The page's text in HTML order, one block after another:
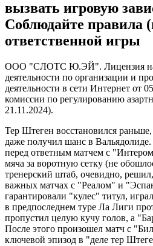
вызвать игровую
Соблюдайте правила
ответственной игры
ООО "СЛОТС Ю.ЭЙ". Лицензия на
деятельности по организации и
деятельности в сети Интернет от
комиссии по регулированию
21.11.2024).
Тер Штеген восстановился
даже получил шанс в
перед ответным матчем с
мяча за воротную сетку (не
тренерский штаб, очевидно,
важных матчах с "Реалом" и
гарантировали "кулес" титул,
в предпоследнем туре Ла Лиги
пропустил целую кучу голов, а
После этого произошел матч с
ключевой эпизод в "деле тер